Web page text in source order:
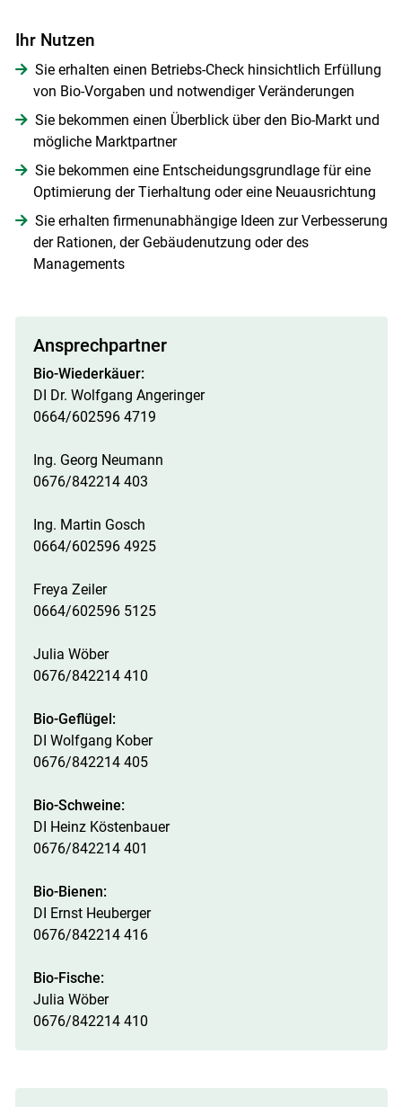
Ihr Nutzen
Sie erhalten einen Betriebs-Check hinsichtlich Erfüllung
von Bio-Vorgaben und notwendiger Veränderungen
Sie bekommen einen Überblick über den Bio-Markt und
mögliche Marktpartner
Sie bekommen eine Entscheidungsgrundlage für eine
Optimierung der Tierhaltung oder eine Neuausrichtung
Sie erhalten firmenunabhängige Ideen zur Verbesserung
der Rationen, der Gebäudenutzung oder des
Managements
Ansprechpartner
Bio-Wiederkäuer:
DI Dr. Wolfgang Angeringer
0664/602596 4719
Ing. Georg Neumann
0676/842214 403
Ing. Martin Gosch
0664/602596 4925
Freya Zeiler
0664/602596 5125
Julia Wöber
0676/842214 410
Bio-Geflügel:
DI Wolfgang Kober
0676/842214 405
Bio-Schweine:
DI Heinz Köstenbauer
0676/842214 401
Bio-Bienen:
DI Ernst Heuberger
0676/842214 416
Bio-Fische:
Julia Wöber
0676/842214 410